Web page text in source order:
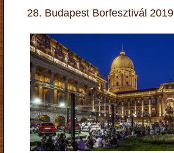
28. Budapest Borfesztivál 2019